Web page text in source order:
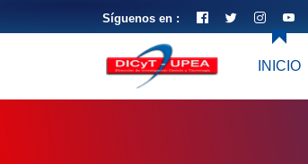
Síguenos en :
INICIO